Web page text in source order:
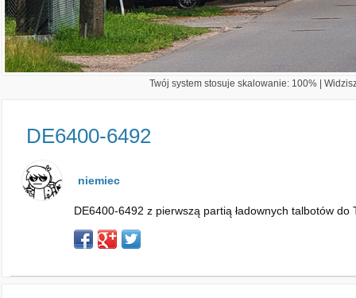
Twój system stosuje skalowanie: 100% |
DE6400-6492
niemiec
DE6400-6492 z pierwszą partią ładownych talbotów